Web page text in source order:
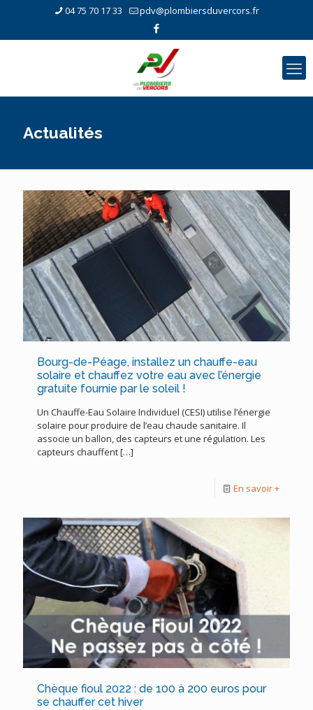
04 75 70 17 33 pdv@plombiersduvercors.fr
Actualités
Bourg-de-Péage, installez un chauffe-eau
solaire et chauffez votre eau avec l’énergie
gratuite fournie par le soleil !
Un Chauffe-Eau Solaire Individuel (CESI) utilise l’énergie
solaire pour produire de l’eau chaude sanitaire. Il
associe un ballon, des capteurs et une régulation. Les
capteurs chauffent[…]
En savoir +
Chèque fioul 2022 : de 100 à 200 euros pour
se chauffer cet hiver